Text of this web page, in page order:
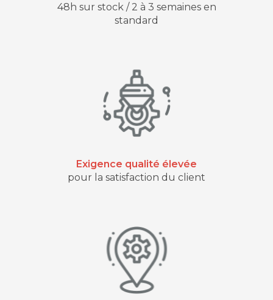
48h sur stock / 2 à 3 semaines en
standard
Exigence qualité élevée
pour la satisfaction du client